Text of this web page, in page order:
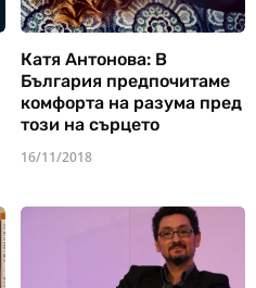
Катя Антонова: В
България предпочитаме
комфорта на разума пред
този на сърцето
16/11/2018